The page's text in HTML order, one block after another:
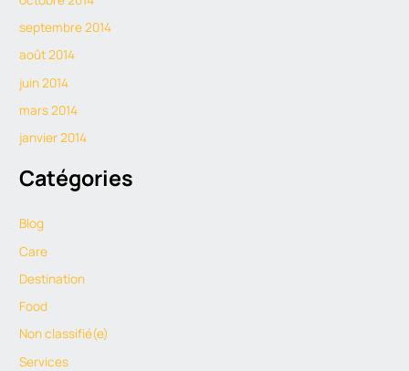
septembre 2014
août 2014
juin 2014
mars 2014
janvier 2014
Catégories
Blog
Care
Destination
Food
Non classifié(e)
Services